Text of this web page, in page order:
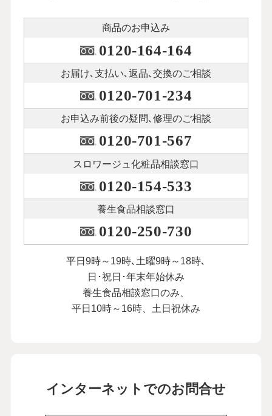
商品のお申込み
0120-164-164
お届け､支払い､ 返品､交換のご相談
0120-701-234
お申込み前後の疑問､修理のご相談
0120-701-567
スロワージュ化粧品相談窓口
0120-154-533
養生食品相談窓口
0120-250-730
平日9時～19時､土曜9時～18時､
日･祝日･年末年始休み
養生食品相談窓口のみ、
平日10時～16時、土日祝休み
インターネットでのお問合せ